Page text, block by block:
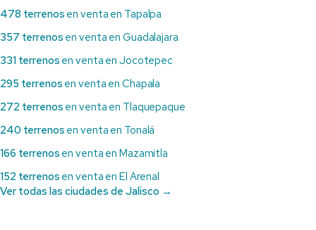
478 terrenos en venta en Tapalpa
357 terrenos en venta en Guadalajara
331 terrenos en venta en Jocotepec
295 terrenos en venta en Chapala
272 terrenos en venta en Tlaquepaque
240 terrenos en venta en Tonalá
166 terrenos en venta en Mazamitla
152 terrenos en venta en El Arenal
Ver todas las ciudades de Jalisco →